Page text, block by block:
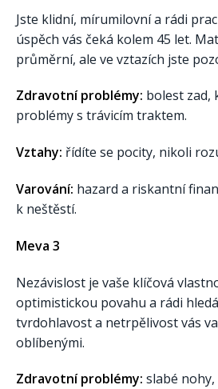
Jste klidní, mírumilovní a rádi
úspěch vás čeká kolem 45 let.
průměrní, ale ve vztazích jste
Zdravotní problémy: bolest zad,
problémy s trávicím traktem.
Vztahy: řídíte se pocity, nikoli
Varování: hazard a riskantní
k neštěstí.
Meva 3
Nezávislost je vaše klíčová
optimistickou povahu a rádi
tvrdohlavost a netrpělivost vás
oblíbenými.
Zdravotní problémy: slabé